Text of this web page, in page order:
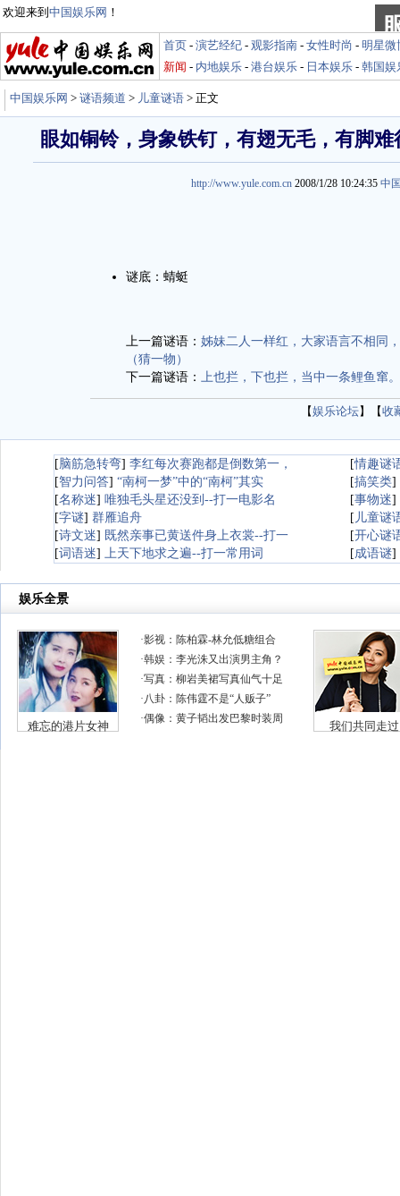
欢迎来到 中国娱乐网 ！
首页 - 演艺经纪 - 观影指南 - 女性时尚 - 明星微
新闻 - 内地娱乐 - 港台娱乐 - 日本娱乐 - 韩国娱
中国娱乐网 > 谜语频道 > 儿童谜语 > 正文
眼如铜铃，身象铁钉，有翅无毛，有脚
http://www.yule.com.cn 2008/1/28 10:24:35 中
谜底：蜻蜓
上一篇谜语： 姊妹二人一样红，大家语言不相同
（猜一物）
下一篇谜语： 上也拦，下也拦，当中一条鲤鱼窜
【娱乐论坛】【收
[脑筋急转弯] 李红每次赛跑都是倒数第一， [情趣谜
[智力问答] “南柯一梦”中的“南柯”其实 [搞笑类]
[名称迷] 唯独毛头星还没到--打一电影名 [事物迷]
[字谜] 群雁追舟 [ 儿童谜
[诗文迷] 既然亲事已黄送件身上衣裳--打一 [开心谜
[词语迷] 上天下地求之遍--打一常用词 [成语谜]